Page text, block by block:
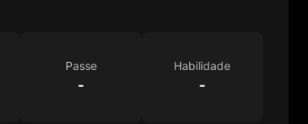
Passe
-
Habilidade
-